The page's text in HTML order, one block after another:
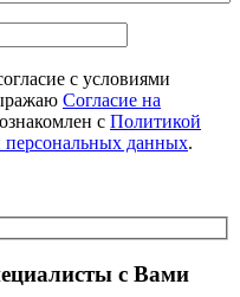
с условиями
Согласие на
с Политикой
персональных данных.
с Вами